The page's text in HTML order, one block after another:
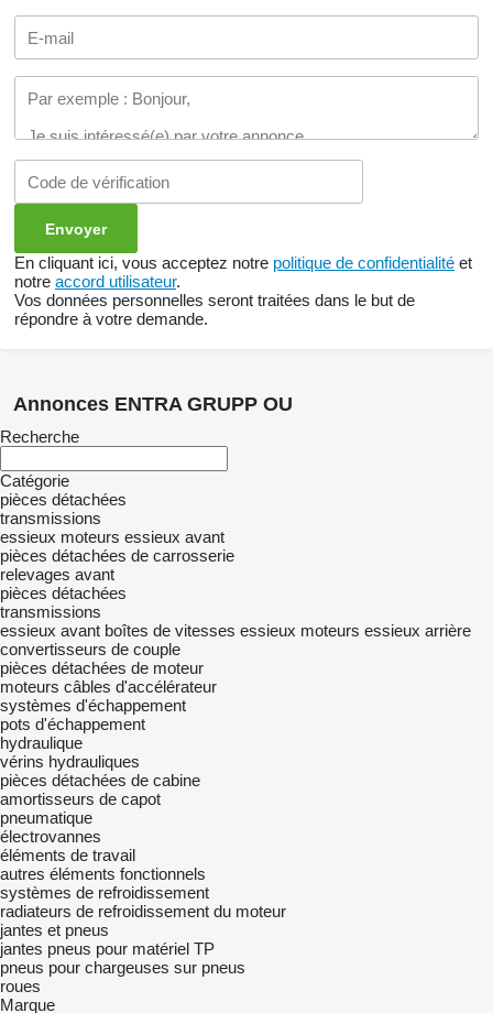
En cliquant ici, vous acceptez notre politique de confidentialité et
notre accord utilisateur.
Vos données personnelles seront traitées dans le but de
répondre à votre demande.
Annonces ENTRA GRUPP OU
Recherche
Catégorie
pièces détachées
transmissions
essieux moteurs essieux avant
pièces détachées de carrosserie
relevages avant
pièces détachées
transmissions
essieux avant boîtes de vitesses essieux moteurs essieux arrière
convertisseurs de couple
pièces détachées de moteur
moteurs câbles d'accélérateur
systèmes d'échappement
pots d'échappement
hydraulique
vérins hydrauliques
pièces détachées de cabine
amortisseurs de capot
pneumatique
électrovannes
éléments de travail
autres éléments fonctionnels
systèmes de refroidissement
radiateurs de refroidissement du moteur
jantes et pneus
jantes pneus pour matériel TP
pneus pour chargeuses sur pneus
roues
Marque